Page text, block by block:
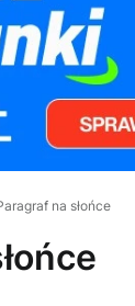
na słońce